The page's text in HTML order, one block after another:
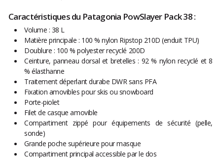
Caractéristiques du Patagonia PowSlayer Pack 38 :
Volume : 38 L
Matière principale : 100 % nylon Ripstop 210D (enduit TPU)
Doublure : 100 % polyester recyclé 200D
Ceinture, panneau dorsal et bretelles : 92 % nylon recyclé et 8
% élasthanne
Traitement déperlant durabe DWR sans PFA
Fixation amovibles pour skis ou snowboard
Porte-piolet
Filet de casque amovible
Compartiment zippé pour équipements de sécurité (pelle,
sonde)
Grande poche supérieure pour masque
Compartiment principal accessible par le dos